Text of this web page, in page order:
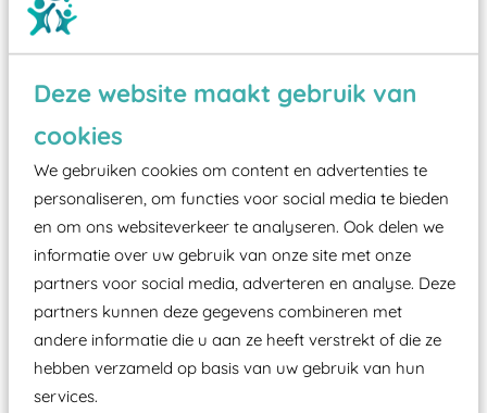
Deze website maakt gebruik van
cookies
We gebruiken cookies om content en advertenties te
personaliseren, om functies voor social media te bieden
en om ons websiteverkeer te analyseren. Ook delen we
informatie over uw gebruik van onze site met onze
partners voor social media, adverteren en analyse. Deze
partners kunnen deze gegevens combineren met
andere informatie die u aan ze heeft verstrekt of die ze
hebben verzameld op basis van uw gebruik van hun
services.
Wist je dat:
Vanaf een valhoogte van 1,5 meter een speciale
valondergrond onder speeltoestellen verplicht is
zoals kunstgras, rubber tegels of boomschors?
Elk speeltoestel in de openbare ruimte voorzien
moet zijn van een typekeuring, -plaatje en
certificering, uitgegeven door een Nederlands
aangewezen keuringsinstantie?
Wij ook speeltoestellen kunnen laten keuren zodat